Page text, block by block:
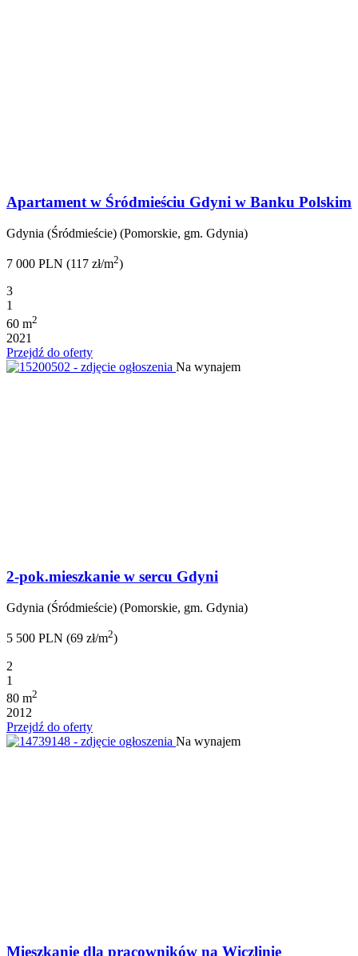
Apartament w Śródmieściu Gdyni w Banku Polskim
Gdynia (Śródmieście) (Pomorskie, gm. Gdynia)
7 000 PLN (117 zł/m2)
3
1
60 m2
2021
Przejdź do oferty
Na wynajem
2-pok.mieszkanie w sercu Gdyni
Gdynia (Śródmieście) (Pomorskie, gm. Gdynia)
5 500 PLN (69 zł/m2)
2
1
80 m2
2012
Przejdź do oferty
Na wynajem
Mieszkanie dla pracowników na Wiczlinie